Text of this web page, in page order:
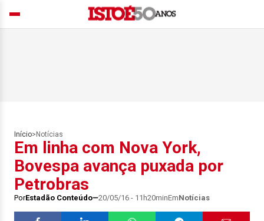
Início> Notícias
Em linha com Nova York,
Bovespa avança puxada por
Petrobras
PorEstadão Conteúdo 20/05/16 - 11h20minEmNotícias